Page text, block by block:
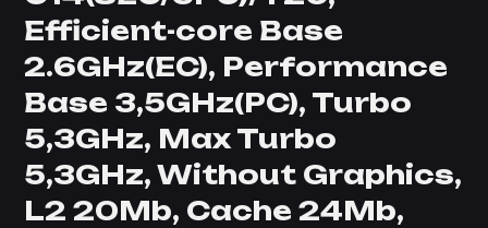
Efficient-core Base
2.6GHz(EC), Performance
Base 3,5GHz(PC), Turbo
5,3GHz, Max Turbo
5,3GHz, Without Graphics,
L2 20Mb, Cache 24Mb,